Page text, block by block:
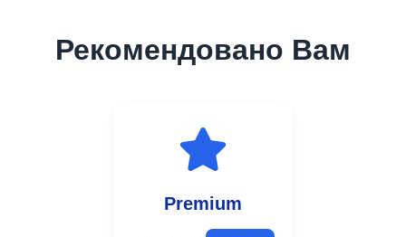
Рекомендовано Вам
Premium